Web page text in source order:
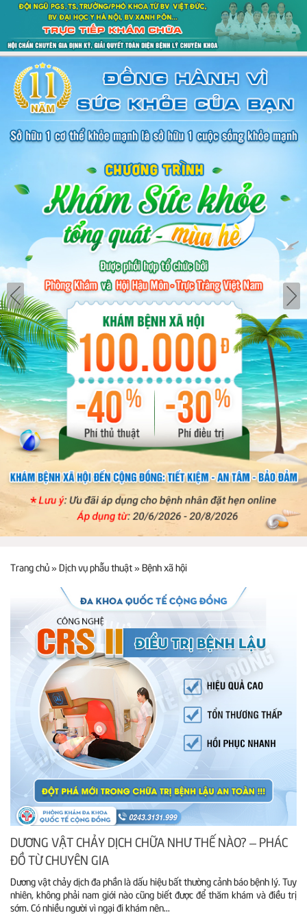
Trang chủ»Dịch vụ phẫu thuật»Bệnh xã hội
DƯƠNG VẬT CHẢY DỊCH CHỮA NHƯ THẾ NÀO? – PHÁC
ĐỒ TỪ CHUYÊN GIA
Dương vật chảy dịch đa phần là dấu hiệu bất thường cảnh báo bệnh lý. Tuy
nhiên, không phải nam giới nào cũng biết được để thăm khám và điều trị
sớm. Có nhiều người vì ngại đi khám nên...